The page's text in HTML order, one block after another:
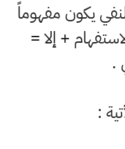
يكون مفهوماً
+ إلا =
.
: